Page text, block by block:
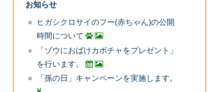
お知らせ
ヒガシクロサイのフー(赤ちゃん)の公開
時間について
「ゾウにおばけカボチャをプレゼント」
を行います。
「孫の日」キャンペーンを実施します。